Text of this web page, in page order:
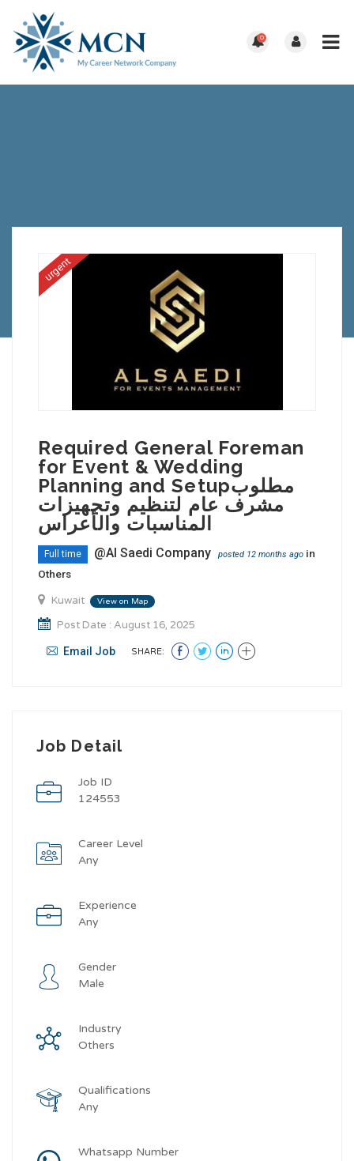
0
urgent
Required General Foreman
for Event & Wedding
Planning and Setupمطلوب
مشرف عام لتنظيم وتجهيزات
المناسبات والأعراس
Full time @Al Saedi Company posted 12 months ago in
Others
Kuwait View on Map
Post Date : August 16, 2025
Email Job SHARE:
Job Detail
Job ID
124553
Career Level
Any
Experience
Any
Gender
Male
Industry
Others
Qualifications
Any
Whatsapp Number